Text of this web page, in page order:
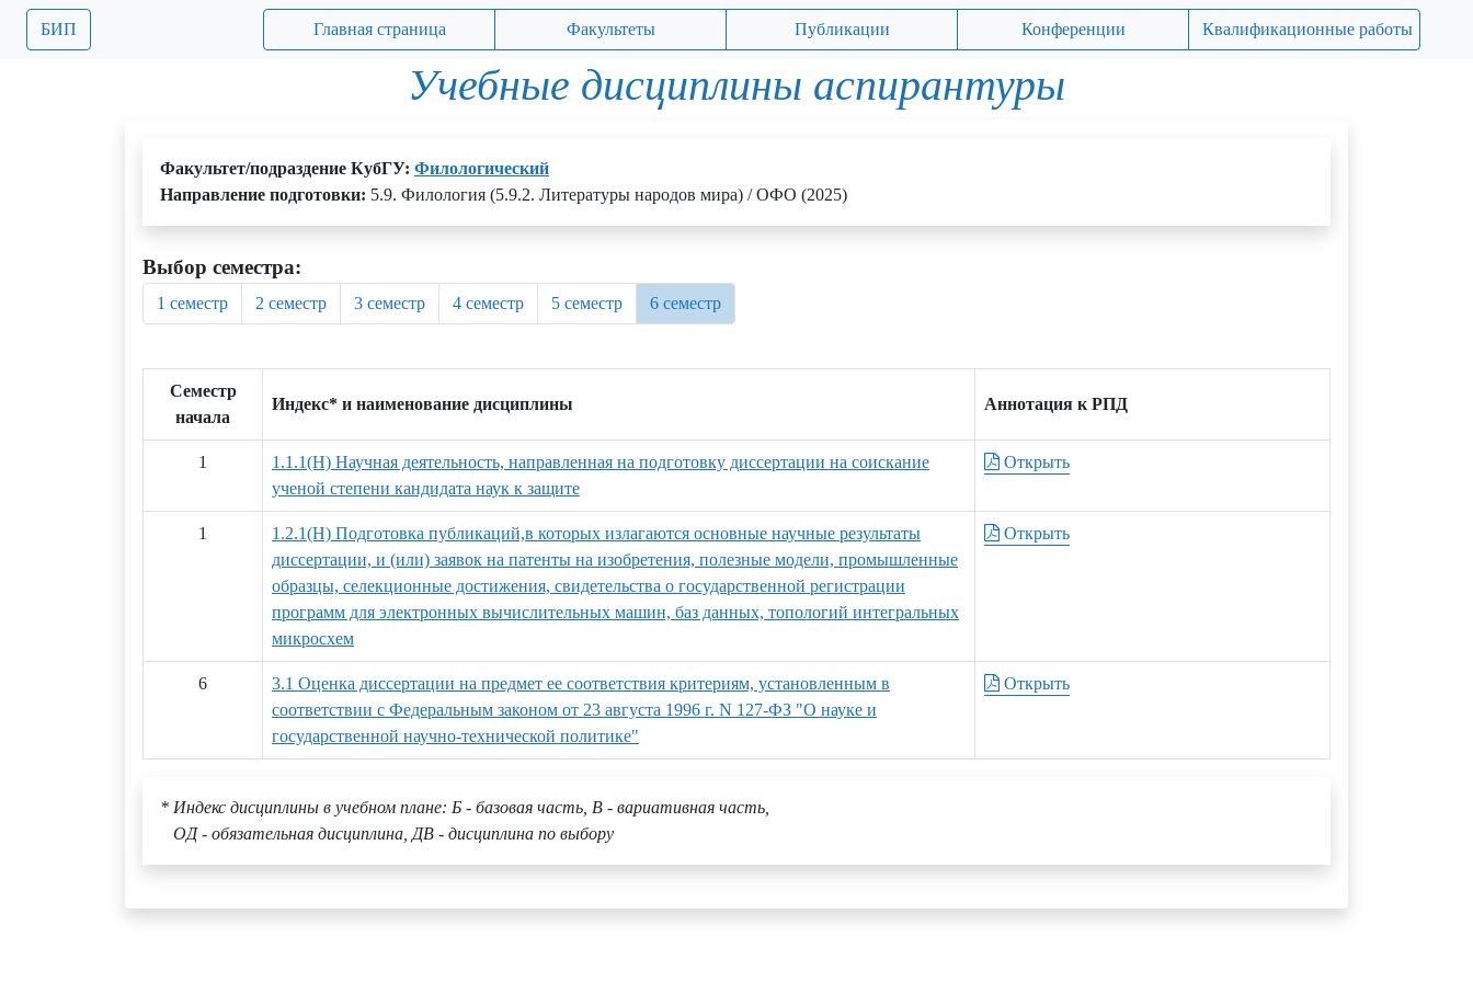
БИП Главная страница Факультеты Публикации Конференции Квалификационные работы
Учебные дисциплины аспирантуры
Факультет/подраздение КубГУ: Филологический
Направление подготовки: 5.9. Филология (5.9.2. Литературы народов мира) / ОФО (2025)
Выбор семестра:
1 семестр 2 семестр 3 семестр 4 семестр 5 семестр 6 семестр
Семестр
начала
Индекс* и наименование дисциплины Аннотация к РПД
1
1.1.1(Н) Научная деятельность, направленная на подготовку диссертации на соискание
ученой степени кандидата наук к защите
Открыть
1
1.2.1(Н) Подготовка публикаций,в которых излагаются основные научные результаты
диссертации, и (или) заявок на патенты на изобретения, полезные модели, промышленные
образцы, селекционные достижения, свидетельства о государственной регистрации
программ для электронных вычислительных машин, баз данных, топологий интегральных
микросхем
Открыть
6
3.1 Оценка диссертации на предмет ее соответствия критериям, установленным в
соответствии с Федеральным законом от 23 августа 1996 г. N 127-ФЗ "О науке и
государственной научно-технической политике"
Открыть
* Индекс дисциплины в учебном плане: Б - базовая часть, В - вариативная часть,
ОД - обязательная дисциплина, ДВ - дисциплина по выбору